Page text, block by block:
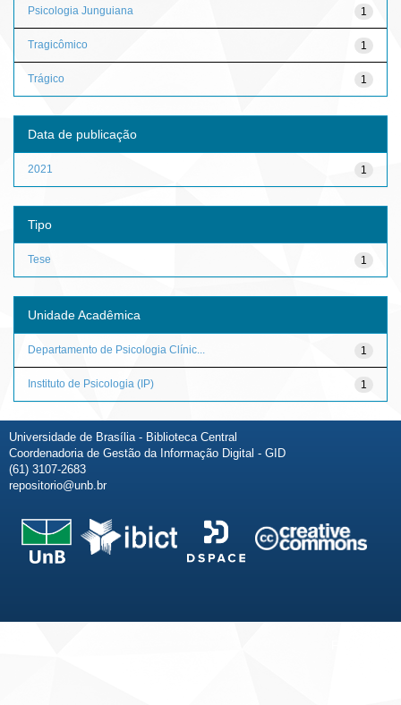
1
Psicologia Junguiana
1
Tragicômico
1
Trágico
Data de publicação
1
2021
Tipo
1
Tese
Unidade Acadêmica
1
Departamento de Psicologia Clínic...
1
Instituto de Psicologia (IP)
Universidade de Brasília - Biblioteca Central
Coordenadoria de Gestão da Informação Digital - GID
(61) 3107-2683
repositorio@unb.br